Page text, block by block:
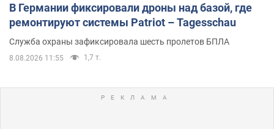
В Германии фиксировали дроны над базой, где
ремонтируют системы Patriot – Tagesschau
Служба охраны зафиксировала шесть пролетов БПЛА
8.08.2026 11:55 1,7 т.